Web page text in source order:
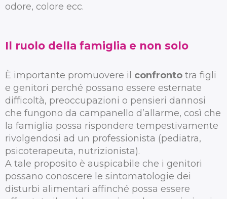
odore, colore ecc.
Il ruolo della famiglia e non solo
È importante promuovere il confronto tra figli
e genitori perché possano essere esternate
difficoltà, preoccupazioni o pensieri dannosi
che fungono da campanello d’allarme, così che
la famiglia possa rispondere tempestivamente
rivolgendosi ad un professionista (pediatra,
psicoterapeuta, nutrizionista).
A tale proposito è auspicabile che i genitori
possano conoscere le sintomatologie dei
disturbi alimentari affinché possa essere